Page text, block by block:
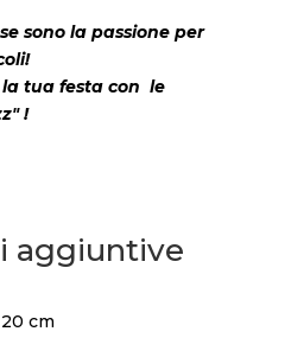
sono la passione per
tua festa con le
!
aggiuntive
cm